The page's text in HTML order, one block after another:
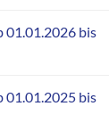
01.01.2026 bis
01.01.2025 bis